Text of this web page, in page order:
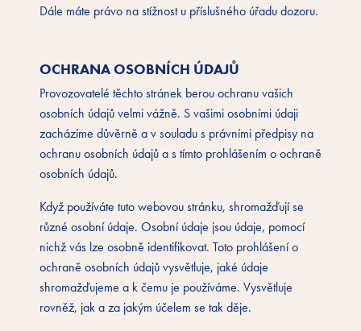
Dále máte právo na stížnost u příslušného úřadu dozoru.
OCHRANA OSOBNÍCH ÚDAJŮ
Provozovatelé těchto stránek berou ochranu vašich
osobních údajů velmi vážně. S vašimi osobními údaji
zacházíme důvěrně a v souladu s právními předpisy na
ochranu osobních údajů a s tímto prohlášením o ochraně
osobních údajů.
Když používáte tuto webovou stránku, shromažďují se
různé osobní údaje. Osobní údaje jsou údaje, pomocí
nichž vás lze osobně identifikovat. Toto prohlášení o
ochraně osobních údajů vysvětluje, jaké údaje
shromažďujeme a k čemu je používáme. Vysvětluje
rovněž, jak a za jakým účelem se tak děje.